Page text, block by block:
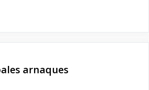
arnaques